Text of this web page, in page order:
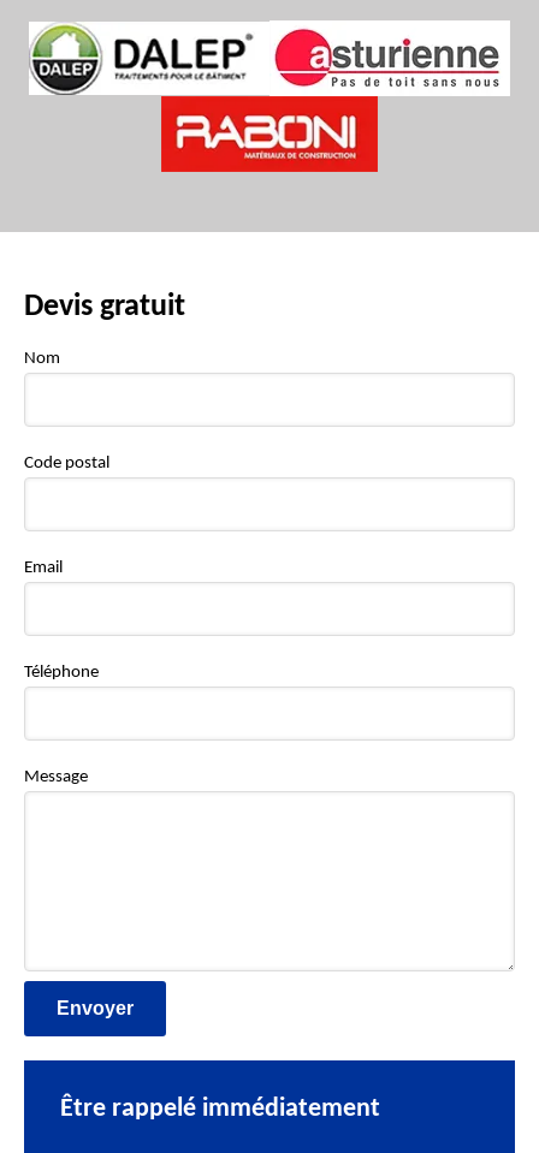
Devis gratuit
Nom
Code postal
Email
Téléphone
Message
Être rappelé immédiatement